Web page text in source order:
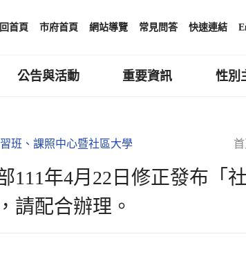
回首頁 市府首頁 網站導覽 常見問答 快速連結
公告與活動 重要資訊 性別
班、課照中心暨社區大學
111年4月22日修正發布「
請配合辦理。